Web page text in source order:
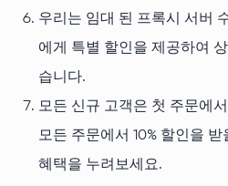
우리는 임대 된 프록시 서버
에게 특별 할인을 제공하여
습니다.
모든 신규 고객은 첫 주문에
모든 주문에서 10% 할인을
혜택을 누려보세요.